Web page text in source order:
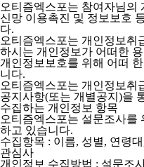
오티즘엑스포는 참여자님의
신망 이용촉진 및 정보보호
다.
오티즘엑스포는 개인정보취
하시는 개인정보가 어떠한
개인정보보호를 위해 어떠
니다.
오티즘엑스포는 개인정보취
공지사항(또는 개별공지)을
수집하는 개인정보 항목
오티즘엑스포는 설문조사를
하고 있습니다.
수집항목 : 이름, 성별, 연령
관심사
개인정보 수집방법 : 설문조